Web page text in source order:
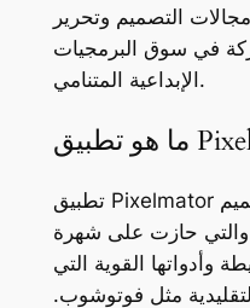
التصميم وتحرير
في سوق البرمجيات
الإبداعية المتنامي.
تطبيق Pixelmator هو أداة لتحرير الصور والتصميم
والتي حازت على شهرة
وأدواتها القوية التي
مثل فوتوشوب.